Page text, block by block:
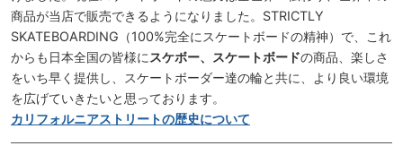
商品が当店で販売できるようになりました。STRICTLY
SKATEBOARDING（100%完全にスケートボードの精神）で、これ
からも日本全国の皆様に スケボー、スケートボードの商品、楽しさ
をいち早く提供し、スケートボーダー達の輪と共に、より良い環境
を広げていきたいと思っております。
カリフォルニアストリートの歴史について